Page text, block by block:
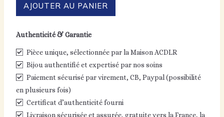
Grande
fleur
AJOUTER AU PANIER
Authenticité & Garantie
Pièce unique, sélectionnée par la Maison ACDLR
Bijou authentifié et expertisé par nos soins
Paiement sécurisé par virement, CB, Paypal (possibilité
en plusieurs fois)
Certificat d’authenticité fourni
Livraison sécurisée et assurée, gratuite vers la France, la